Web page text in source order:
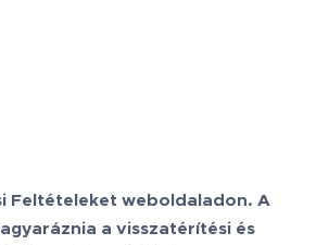
Feltételeket weboldaladon. A
a visszatérítési és